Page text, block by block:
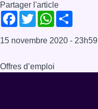
Partager l'article
Facebook
TwitterWhatsApp
15 novembre 2020 - 23h59
Offres d’emploi